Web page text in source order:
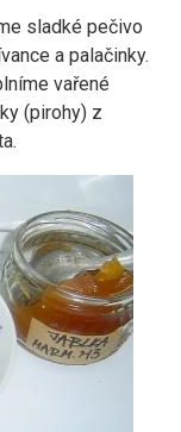
sladké pečivo
a palačinky.
vařené
(pirohy) z